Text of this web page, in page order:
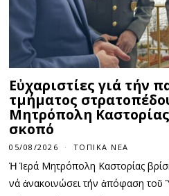
Εὐχαριστίες γιά τήν
τμήματος
Μητρόπολη
σκοπό
05/08/2026 ΤΟΠΙΚΆ ΝΈΑ
Ἡ Ἱερά Μητρόπολη Καστορίας
νά ἀνακοινώσει τήν ἀπόφαση τοῦ